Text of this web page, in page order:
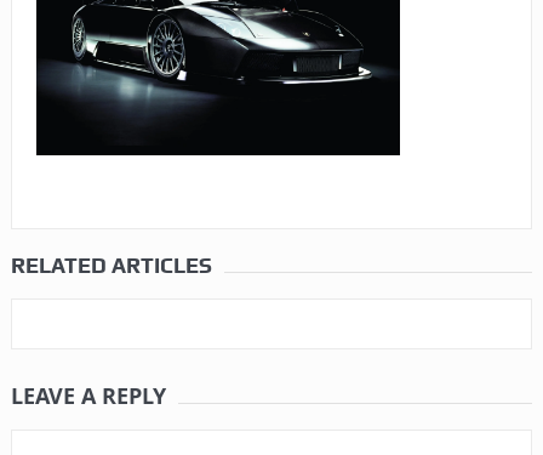
RELATED ARTICLES
LEAVE A REPLY